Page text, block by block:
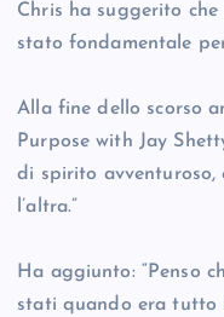
Chris ha suggerito che
stato fondamentale
Alla fine dello scorso
Purpose with Jay
di spirito avventuroso,
l’altra.”
Ha aggiunto: “Penso
stati quando era tutto